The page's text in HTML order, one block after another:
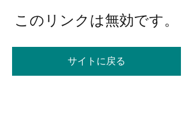
このリンクは無効です。
サイトに戻る